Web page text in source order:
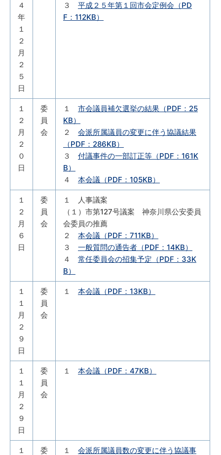
４
年
１
２
月
２
５
日
３ 平成２５年第１回市会定例会（PD
F：112KB）
１
２
月
２
０
日
委
員
会
１ 市会議員補欠選挙の結果（PDF：25
KB）
２ 会派所属議員の変更に伴う協議結果
（PDF：286KB）
３ 付議事件の一部訂正等（PDF：161K
B）
４ 本会議（PDF：105KB）
１
２
月
６
日
委
員
会
１ 人事議案
（１）市第127号議案 神奈川県公安委員
会委員の推薦
２ 本会議（PDF：711KB）
３ 一般質問の通告者（PDF：14KB）
４ 常任委員会の招集予定（PDF：33K
B）
１
１
月
２
９
日
委
員
会
１ 本会議（PDF：13KB）
１
１
月
２
９
日
委
員
会
１ 本会議（PDF：47KB）
１
委
１ 会派所属議員数の変更に伴う協議事